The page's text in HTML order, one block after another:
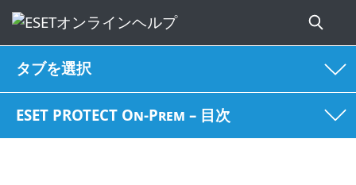
タブを選択
ESET PROTECT On-Prem – 目次